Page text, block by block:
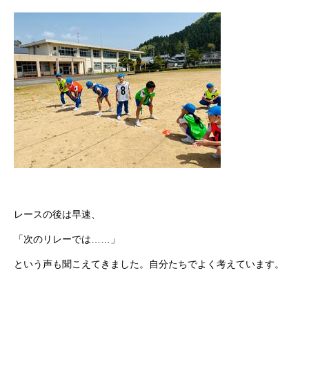
レースの後は早速、
「次のリレーでは……」
という声も聞こえてきました。自分たちでよく考えています。